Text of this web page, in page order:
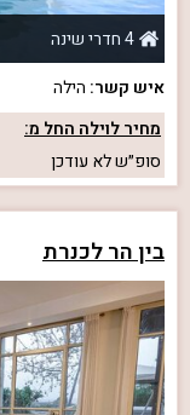
4 חדרי שינה
איש קשר: הילה
מחיר לוילה החל מ:
סופ״שלא עודכן
בין הר לכנרת